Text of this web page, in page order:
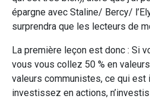
épargne avec Staline/ Bercy/
surprendra que les lecteurs de
La première leçon est donc : Si
vous vous collez 50 % en
valeurs communistes, ce qui est
investissez en actions,